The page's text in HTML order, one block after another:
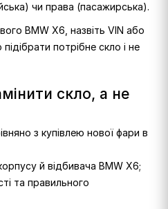
чи права (пасажирська).
BMW X6, назвіть VIN або
потрібне скло і не
скло, а не
з купівлею нової фари в
й відбивача BMW X6;
та правильного